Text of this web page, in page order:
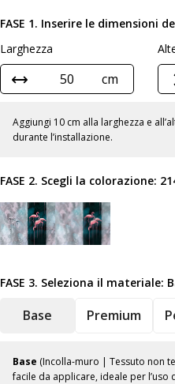
FASE 1. Inserire le dimensioni
Larghezza
cm
Aggiungi 10 cm alla larghezza e
durante l’installazione.
FASE 2. Scegli la colorazione:
FASE 3. Seleziona il materiale:
Base Premium
Base (Incolla-muro | Tessuto non
facile da applicare, ideale per l’uso